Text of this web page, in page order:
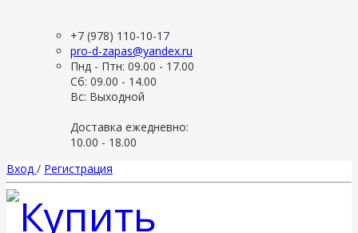
+7 (978) 110-10-17
pro-d-zapas@yandex.ru
Пнд - Птн: 09.00 - 17.00
Сб: 09.00 - 14.00
Вс: Выходной
Доставка ежедневно:
10.00 - 18.00
Вход / Регистрация